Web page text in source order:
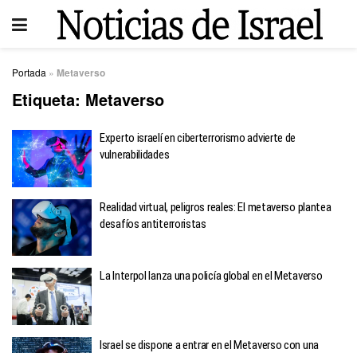
Portada » Metaverso
Etiqueta: Metaverso
Experto israelí en ciberterrorismo advierte de
vulnerabilidades
Realidad virtual, peligros reales: El metaverso plantea
desafíos antiterroristas
La Interpol lanza una policía global en el Metaverso
Israel se dispone a entrar en el Metaverso con una